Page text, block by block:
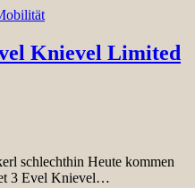
Knievel Limited
schlechthin Heute kommen
3 Evel Knievel…